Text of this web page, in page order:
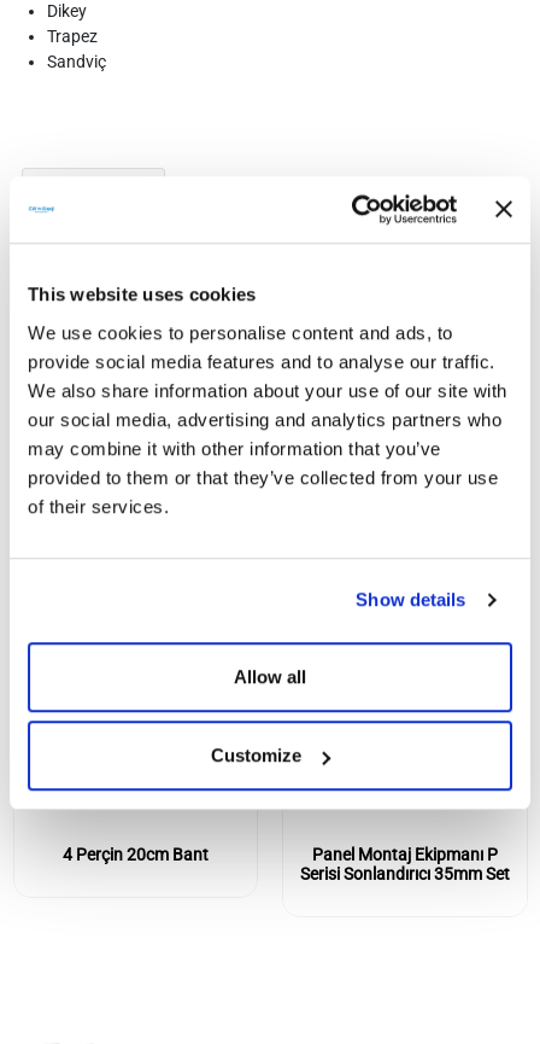
This website uses cookies
We use cookies to personalise content and ads, to
provide social media features and to analyse our traffic.
We also share information about your use of our site with
our social media, advertising and analytics partners who
may combine it with other information that you’ve
provided to them or that they’ve collected from your use
of their services.
Show details
Allow all
Customize
Dikey
Trapez
Sandviç
60cm
BENZER ÜRÜNLER
4 Perçin 20cm Bant
Panel Montaj Ekipmanı P
Serisi Sonlandırıcı 35mm Set